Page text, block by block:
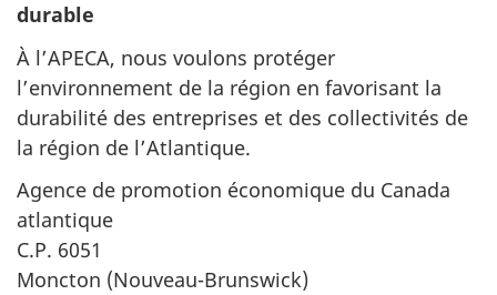
durable
À l’APECA, nous voulons protéger
l’environnement de la région en favorisant la
durabilité des entreprises et des collectivités de
la région de l’Atlantique.
Agence de promotion économique du Canada
atlantique
C.P. 6051
Moncton (Nouveau-Brunswick)